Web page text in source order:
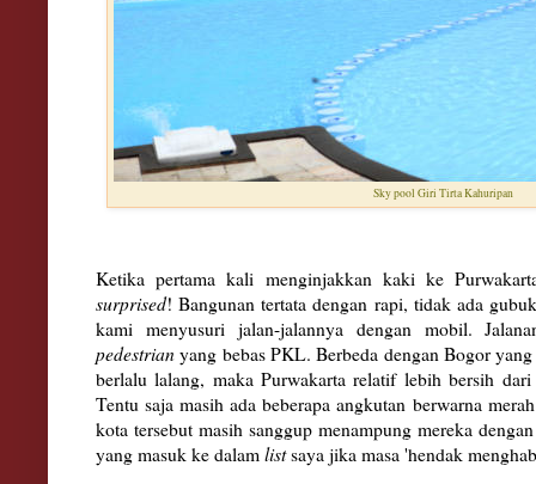
Sky pool Giri Tirta Kahuripan
Ketika pertama kali menginjakkan kaki kePu
surprised! Bangunan tertata dengan rapi, tidak ada
kami menyusuri jalan-jalannya dengan mobil.
pedestrianyang bebas PKL.Berbeda dengan Bogor yang
berlalu lalang, maka Purwakarta relatif lebih bersih dari
Tentu saja masih ada beberapa angkutan berwarna
kota tersebut masih sanggup menampung mereka dengan
yangmasuk ke dalam listsaya jika masa 'hendak